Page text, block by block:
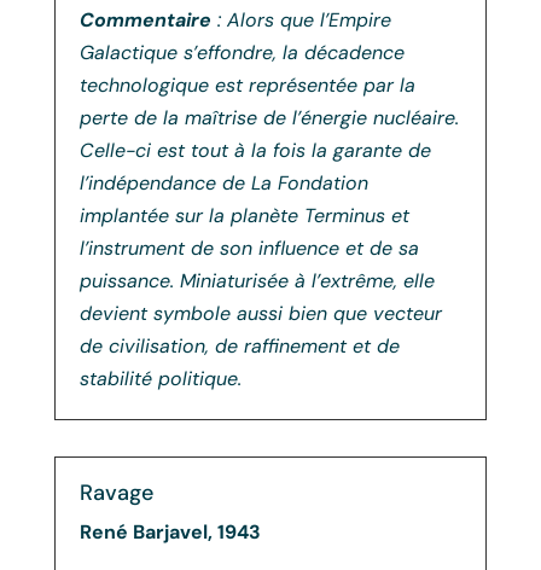
Commentaire : Alors que l’Empire
Galactique s’effondre, la décadence
technologique est représentée par la
perte de la maîtrise de l’énergie nucléaire.
Celle-ci est tout à la fois la garante de
l’indépendance de La Fondation
implantée sur la planète Terminus et
l’instrument de son influence et de sa
puissance. Miniaturisée à l’extrême, elle
devient symbole aussi bien que vecteur
de civilisation, de raffinement et de
stabilité politique.
Ravage
René Barjavel, 1943